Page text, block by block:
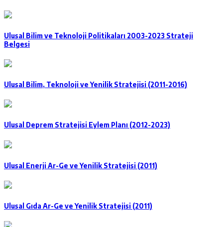
Ulusal Bilim ve Teknoloji Politikaları 2003-2023 Strateji
Belgesi
Ulusal Bilim, Teknoloji ve Yenilik Stratejisi (2011-2016)
Ulusal Deprem Stratejisi Eylem Planı (2012-2023)
Ulusal Enerji Ar-Ge ve Yenilik Stratejisi (2011)
Ulusal Gıda Ar-Ge ve Yenilik Stratejisi (2011)